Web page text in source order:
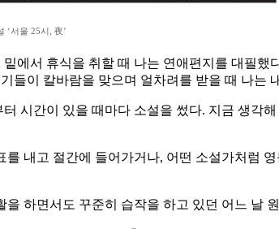
‘서울 25시, 夜’
에서 휴식을 취할 때 나는 연애편지를 대필
들이 칼바람을 맞으며 얼차려를 받을 때 나는
시간이 있을 때마다 소설을 썼다. 지금 생각
내고 절간에 들어가거나, 어떤 소설가처럼
하면서도 꾸준히 습작을 하고 있던 어느 날